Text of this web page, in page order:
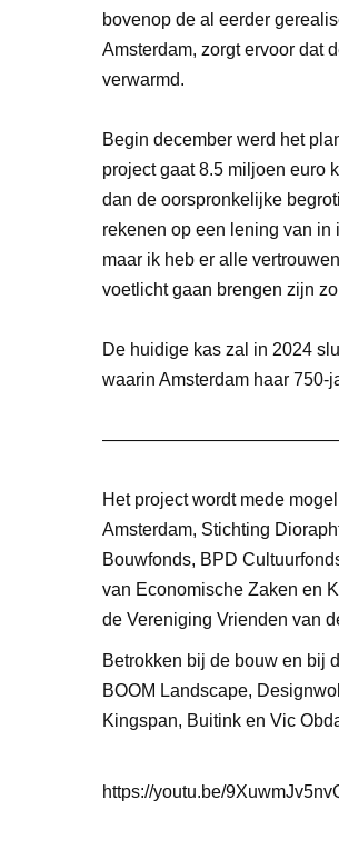
bovenop de al eerder
Amsterdam, zorgt ervoor dat
verwarmd.
Begin december werd het
project gaat 8.5 miljoen euro
dan de oorspronkelijke
rekenen op een lening van
maar ik heb er alle
voetlicht gaan brengen zijn
De huidige kas zal in 2024
waarin Amsterdam haar 750-
Het project wordt mede
Amsterdam, Stichting
Bouwfonds, BPD
van Economische Zaken en
de Vereniging Vrienden van
Betrokken bij de bouw en bij
BOOM Landscape,
Kingspan, Buitink en Vic
https://youtu.be/